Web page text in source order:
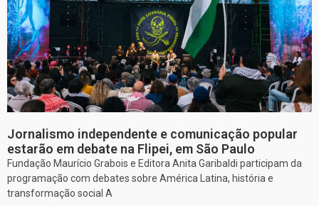
Jornalismo independente e comunicação popular
estarão em debate na Flipei, em São Paulo
Fundação Maurício Grabois e Editora Anita Garibaldi participam da
programação com debates sobre América Latina, história e
transformação social A